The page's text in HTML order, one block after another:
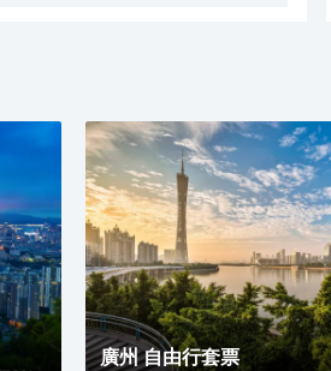
廣州 自由行套票